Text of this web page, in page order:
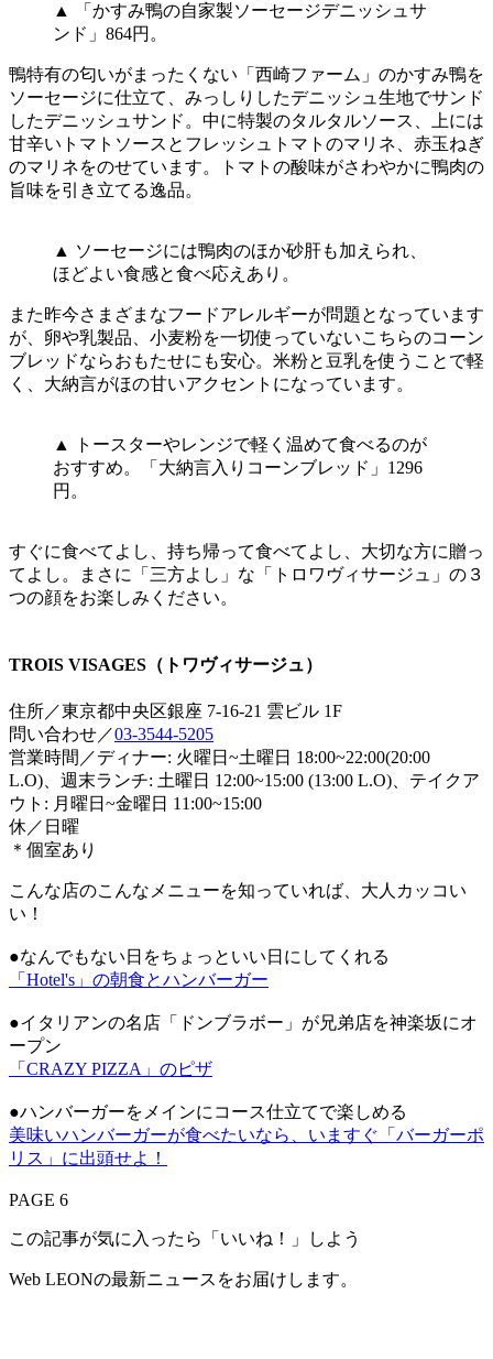
▲ 「かすみ鴨の自家製ソーセージデニッシュサ
ンド」864円。
鴨特有の匂いがまったくない「西崎ファーム」のかすみ鴨を
ソーセージに仕立て、みっしりしたデニッシュ生地でサンド
したデニッシュサンド。中に特製のタルタルソース、上には
甘辛いトマトソースとフレッシュトマトのマリネ、赤玉ねぎ
のマリネをのせています。トマトの酸味がさわやかに鴨肉の
旨味を引き立てる逸品。
▲ ソーセージには鴨肉のほか砂肝も加えられ、
ほどよい食感と食べ応えあり。
また昨今さまざまなフードアレルギーが問題となっています
が、卵や乳製品、小麦粉を一切使っていないこちらのコーン
ブレッドならおもたせにも安心。米粉と豆乳を使うことで軽
く、大納言がほの甘いアクセントになっています。
▲ トースターやレンジで軽く温めて食べるのが
おすすめ。「大納言入りコーンブレッド」1296
円。
すぐに食べてよし、持ち帰って食べてよし、大切な方に贈っ
てよし。まさに「三方よし」な「トロワヴィサージュ」の３
つの顔をお楽しみください。
TROIS VISAGES（トワヴィサージュ）
住所／東京都中央区銀座 7-16-21 雲ビル 1F
問い合わせ／03-3544-5205
営業時間／ディナー: 火曜日~土曜日 18:00~22:00(20:00
L.O)、週末ランチ: 土曜日 12:00~15:00 (13:00 L.O)、テイクア
ウト: 月曜日~金曜日 11:00~15:00
休／日曜
＊個室あり
こんな店のこんなメニューを知っていれば、大人カッコい
い！
●なんでもない日をちょっといい日にしてくれる
「Hotel's」の朝食とハンバーガー
●イタリアンの名店「ドンブラボー」が兄弟店を神楽坂にオ
ープン
「CRAZY PIZZA」のピザ
●ハンバーガーをメインにコース仕立てで楽しめる
美味いハンバーガーが食べたいなら、いますぐ「バーガーポ
リス」に出頭せよ！
PAGE 6
この記事が気に入ったら「いいね！」しよう
Web LEONの最新ニュースをお届けします。